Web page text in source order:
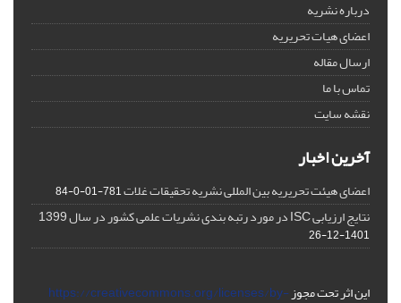
درباره نشریه
اعضای هیات تحریریه
ارسال مقاله
تماس با ما
نقشه سایت
آخرین اخبار
اعضای هیئت تحریریه بین المللی نشریه تحقیقات غلات781-01-0-84
نتایج ارزیابی ISC در مورد رتبه بندی نشریات علمی کشور در سال 1399
1401-12-26
این اثر تحت مجوزhttps://creativecommons.org/licenses/by-